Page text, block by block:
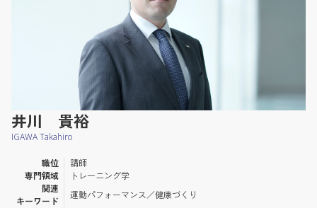
留学・国際交流
キャンパスライフ
就職・資格
入学者選抜情報
井川 貴裕
IGAWA Takahiro
職位
講師
専門領域
トレーニング学
関連
キーワード
運動パフォーマンス／健康づくり